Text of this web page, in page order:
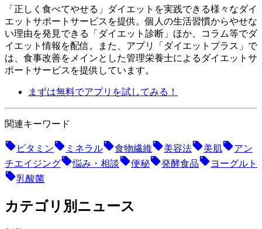
「正しく食べてやせる」ダイエットを実践できる様々なダイ
エットサポートサービスを提供。個人の生活習慣からやせな
い理由を発見できる「ダイエット診断」ほか、コラム等でダ
イエット情報を配信。 また、アプリ「ダイエットプラス」で
は、食事改善をメインとした管理栄養士によるダイエットサ
ポートサービスを提供しています。
まずは無料でアプリを試してみる！
関連キーワード
ビタミン ミネラル 食物繊維 美容法 美肌
アン
チエイジング
悩み・相談 便秘 発酵食品
ヨーグルト
乳酸菌
カテゴリ別ニュース